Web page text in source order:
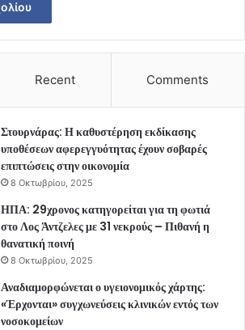
Recent Comments
Στουρνάρας: Η καθυστέρηση εκδίκασης
υποθέσεων αφερεγγυότητας έχουν σοβαρές
επιπτώσεις στην οικονομία
8 Οκτωβρίου, 2025
ΗΠΑ: 29χρονος κατηγορείται για τη φωτιά
στο Λος Άντζελες με 31 νεκρούς – Πιθανή η
θανατική ποινή
8 Οκτωβρίου, 2025
Αναδιαμορφώνεται ο υγειονομικός χάρτης:
«Έρχονται» συγχωνεύσεις κλινικών εντός των
νοσοκομείων